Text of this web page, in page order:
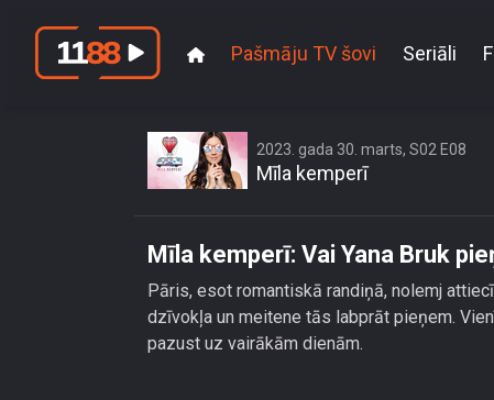
Pašmāju TV šovi Seriāli
2023. gada 30. marts, S02 E08
Mīla kemperī
Mīla kemperī: Vai Yana Bruk
Pāris, esot romantiskā randiņā, nolemj
dzīvokļa un meitene tās labprāt pieņem.
pazust uz vairākām dienām.